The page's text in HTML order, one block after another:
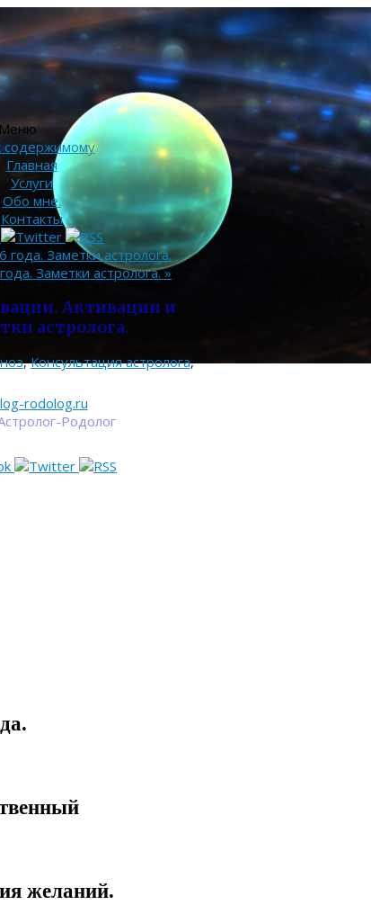
rodolog.ru
Родолог
Меню
содержимому
Главная
Услуги
Обо мне.
Контакты
Заметки астролога.
Заметки астролога.»
Активации и
астролога.
,Консультация астролога,
желаний.